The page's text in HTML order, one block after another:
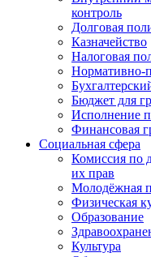
контроль
Долговая
Казначейство
Налоговая
Нормативно-
Бюджет для
Исполнение
Финансовая
Социальная сфера
Комиссия по
их прав
Молодёжная
Физическая
Образование
Культура